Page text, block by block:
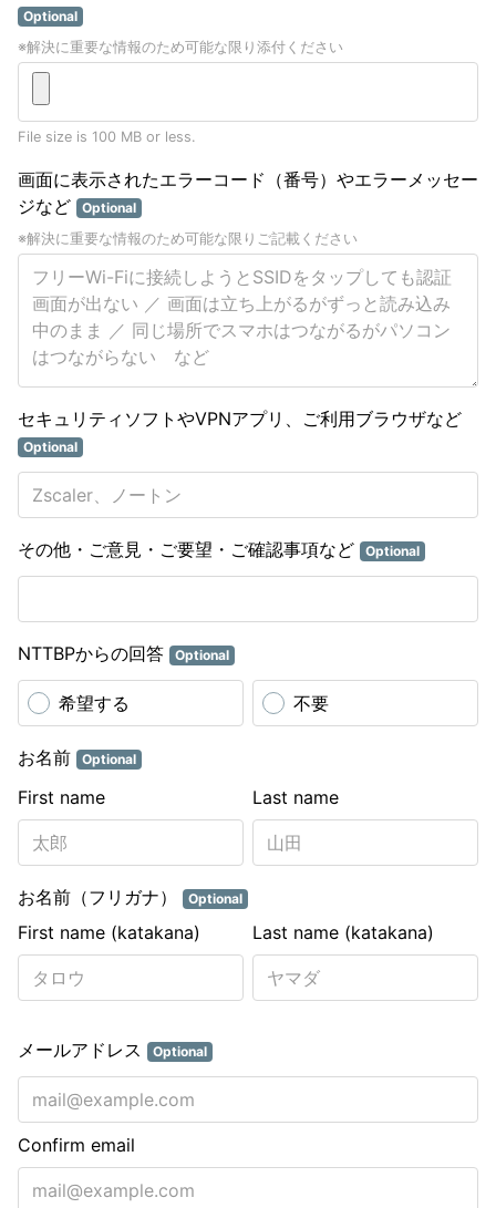
Optional
※解決に重要な情報のため可能な限り添付ください
File size is 100 MB or less.
画面に表示されたエラーコード（番号）やエラーメッセー
ジなど
Optional
※解決に重要な情報のため可能な限りご記載ください
セキュリティソフトやVPNアプリ、ご利用ブラウザなど
Optional
その他・ご意見・ご要望・ご確認事項など Optional
NTTBPからの回答 Optional
希望する 不要
お名前 Optional
Last name
First name
お名前（フリガナ） Optional
Last name (katakana)
First name (katakana)
メールアドレス Optional
Confirm email